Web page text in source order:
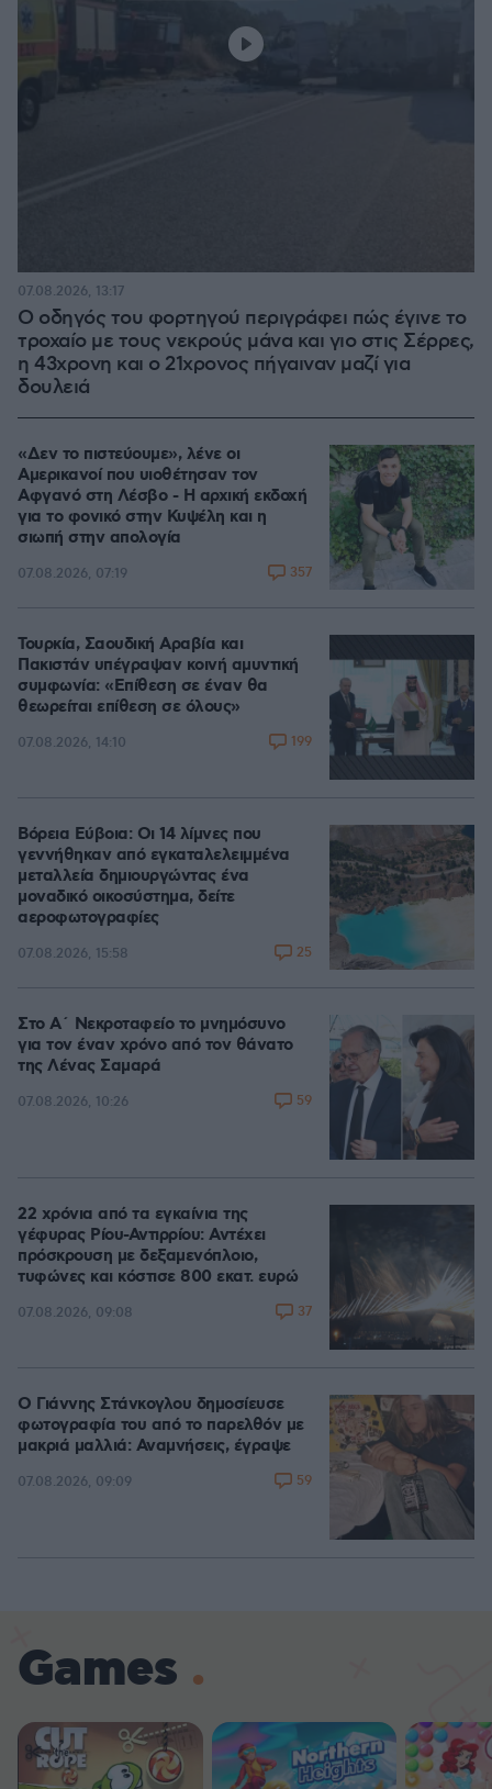
Ο οδηγός του φορτηγού περιγράφει πώς έγινε το
τροχαίο με τους νεκρούς μάνα και γιο στις Σέρρες,
η 43χρονη και ο 21χρονος πήγαιναν μαζί για
δουλειά
07.08.2026, 13:17
«Δεν το πιστεύουμε», λένε οι
Αμερικανοί που υιοθέτησαν τον
Αφγανό στη Λέσβο - Η αρχική εκδοχή
για το φονικό στην Κυψέλη και η
σιωπή στην απολογία
07.08.2026, 07:19 357
Τουρκία, Σαουδική Αραβία και
Πακιστάν υπέγραψαν κοινή αμυντική
συμφωνία: «Επίθεση σε έναν θα
θεωρείται επίθεση σε όλους»
07.08.2026, 14:10 199
Βόρεια Εύβοια: Οι 14 λίμνες που
γεννήθηκαν από εγκαταλελειμμένα
μεταλλεία δημιουργώντας ένα
μοναδικό οικοσύστημα, δείτε
αεροφωτογραφίες
07.08.2026, 15:58 25
Στο Α΄ Νεκροταφείο το μνημόσυνο
για τον έναν χρόνο από τον θάνατο
της Λένας Σαμαρά
07.08.2026, 10:26 59
22 χρόνια από τα εγκαίνια της
γέφυρας Ρίου-Αντιρρίου: Αντέχει
πρόσκρουση με δεξαμενόπλοιο,
τυφώνες και κόστισε 800 εκατ. ευρώ
07.08.2026, 09:08 37
Ο Γιάννης Στάνκογλου δημοσίευσε
φωτογραφία του από το παρελθόν με
μακριά μαλλιά: Αναμνήσεις, έγραψε
07.08.2026, 09:09 59
Games